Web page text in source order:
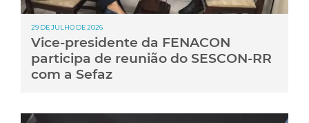
29 DE JULHO DE 2026
Vice-presidente da FENACON
participa de reunião do SESCON-RR
com a Sefaz